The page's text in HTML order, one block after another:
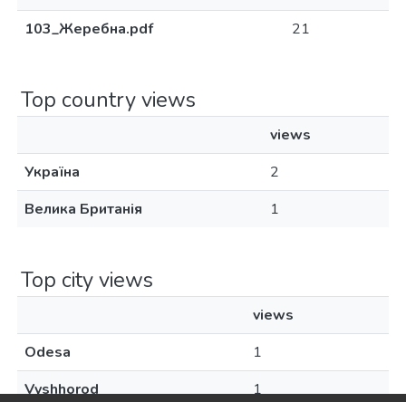
103_Жеребна.pdf
21
Top country views
views
Україна
2
Велика Британія
1
Top city views
views
Odesa
1
Vyshhorod
1